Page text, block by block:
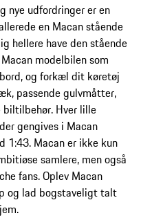
nye udfordringer er en
en Macan stående
hellere have den stående
modelbilen som
og forkæl dit køretøj
passende gulvmåtter,
biltilbehør. Hver lille
gengives i Macan
1:43. Macan er ikke kun
samlere, men også
fans. Oplev Macan
og lad bogstaveligt talt